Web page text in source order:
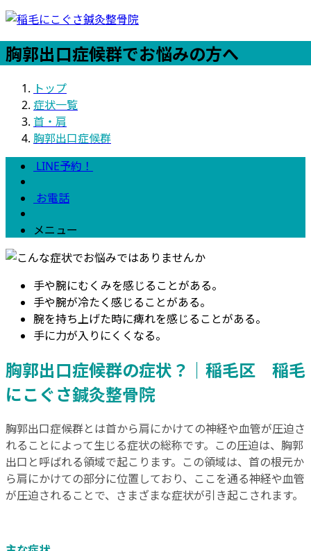
胸郭出口症候群でお悩みの方へ
トップ
症状一覧
首・肩
胸郭出口症候群
LINE予約！
お電話
メニュー
手や腕にむくみを感じることがある。
手や腕が冷たく感じることがある。
腕を持ち上げた時に痺れを感じることがある。
手に力が入りにくくなる。
胸郭出口症候群の症状？｜稲毛区 稲毛
にこぐさ鍼灸整骨院
胸郭出口症候群とは首から肩にかけての神経や血管が圧迫さ
れることによって生じる症状の総称です。この圧迫は、胸郭
出口と呼ばれる領域で起こります。この領域は、首の根元か
ら肩にかけての部分に位置しており、ここを通る神経や血管
が圧迫されることで、さまざまな症状が引き起こされます。